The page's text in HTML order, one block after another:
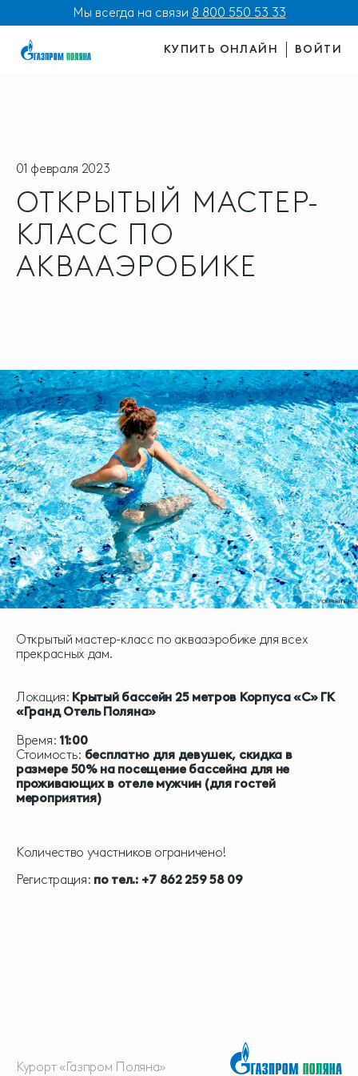
Мы всегда на связи 8 800 550 53 33
КУПИТЬ ОНЛАЙН ВОЙТИ
01 февраля 2023
ОТКРЫТЫЙ МАСТЕР-
КЛАСС ПО
АКВААЭРОБИКЕ
Открытый мастер-класс по аквааэробике для всех
прекрасных дам.
Локация: Крытый бассейн 25 метров Корпуса «С» ГК
«Гранд Отель Поляна»
Время: 11:00
Стоимость: бесплатно для девушек, скидка в
размере 50% на посещение бассейна для не
проживающих в отеле мужчин (для гостей
мероприятия)
Количество участников ограничено!
Регистрация: по тел.: +7 862 259 58 09
Курорт «Газпром Поляна»